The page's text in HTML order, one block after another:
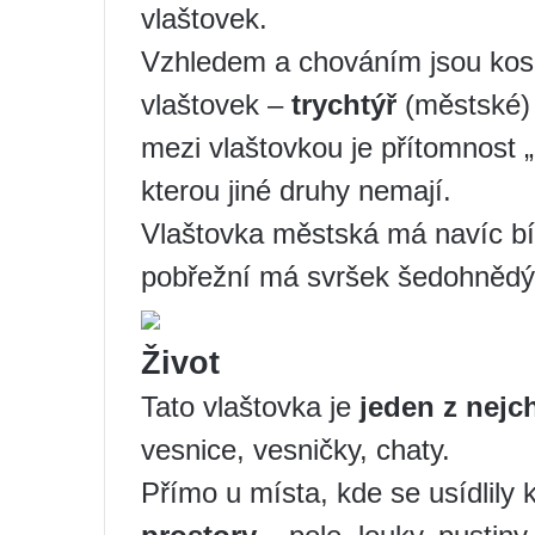
vlaštovek.
Vzhledem a chováním jsou
vlaštovek – trychtýř
mezi vlaštovkou je přítomnost
kterou jiné druhy nemají.
Vlaštovka městská má navíc
pobřežní má svršek
Život
Tato vlaštovka je jeden z
vesnice, vesničky, chaty.
Přímo u místa, kde se usídlily